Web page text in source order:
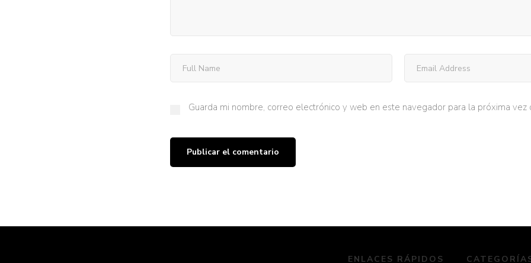
Guarda mi nombre, correo electrónico y web en este navegador para la próxima vez
ENLACES RÁPIDOS